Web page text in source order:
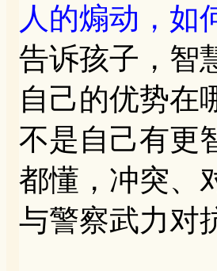
人的煽动，如
告诉孩子，智
自己的优势在
不是自己有更
都懂，冲突、
与警察武力对